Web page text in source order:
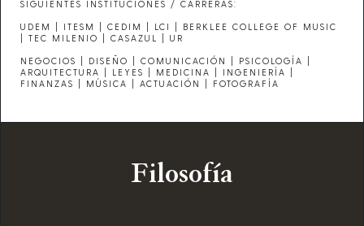
SIGUIENTES INSTITUCIONES / CARRERAS:
UDEM | ITESM | CEDIM | LCI | BERKLEE COLLEGE OF MUSIC
| TEC MILENIO | CASAZUL | UR
NEGOCIOS | DISEÑO | COMUNICACIÓN | PSICOLOGÍA |
ARQUITECTURA | LEYES | MEDICINA | INGENIERÍA |
FINANZAS | MÚSICA | ACTUACIÓN | FOTOGRAFÍA
Filosofía